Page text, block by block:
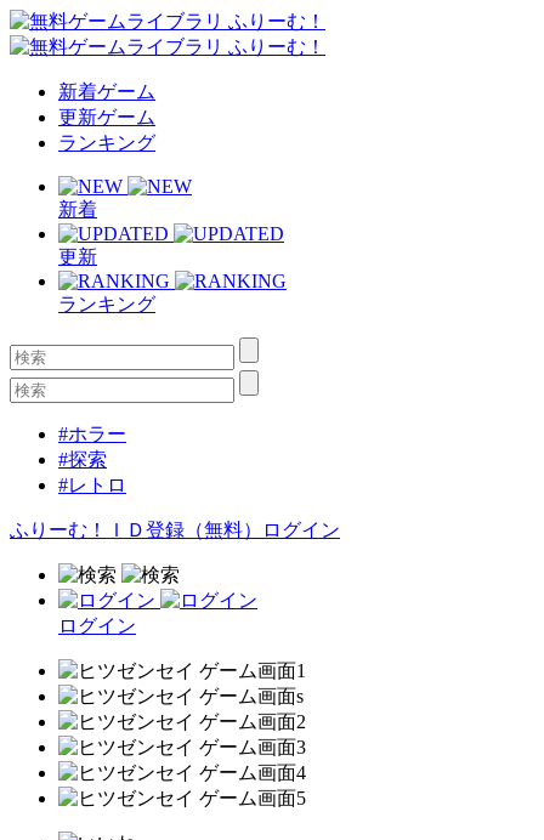
新着ゲーム
更新ゲーム
ランキング
新着
更新
ランキング
#ホラー
#探索
#レトロ
ふりーむ！ＩＤ登録（無料） ログイン
ログイン